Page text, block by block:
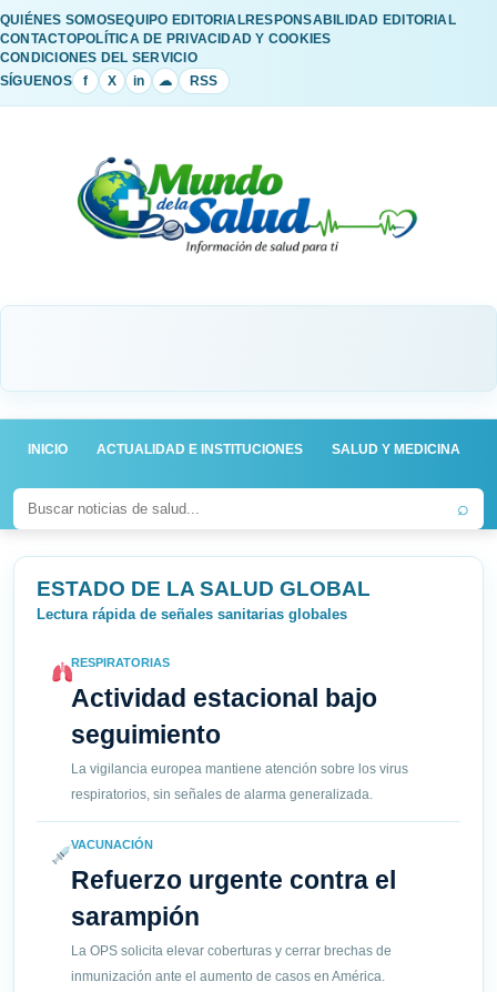
QUIÉNES SOMOSEQUIPO EDITORIALRESPONSABILIDAD EDITORIAL
CONTACTOPOLÍTICA DE PRIVACIDAD Y COOKIES
CONDICIONES DEL SERVICIO
SÍGUENOS
f X in ☁ RSS
INICIO ACTUALIDAD E INSTITUCIONES SALUD Y MEDICINA
⌕
ESTADO DE LA SALUD GLOBAL
Lectura rápida de señales sanitarias globales
RESPIRATORIAS
Actividad estacional bajo
seguimiento
La vigilancia europea mantiene atención sobre los virus
respiratorios, sin señales de alarma generalizada.
VACUNACIÓN
Refuerzo urgente contra el
sarampión
La OPS solicita elevar coberturas y cerrar brechas de
inmunización ante el aumento de casos en América.